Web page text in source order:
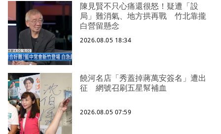
陳見賢不只心痛還很怒！疑遭「設
局」難消氣、地方拱再戰 竹北靠攏
白營留懸念
2026.08.05 18:34
饒河名店「秀蓋掉蔣萬安簽名」遭出
征 網號召刷五星幫補血
2026.08.05 07:59